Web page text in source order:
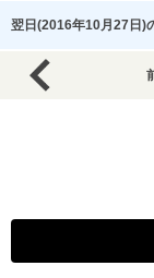
翌日(2016年10月27日)